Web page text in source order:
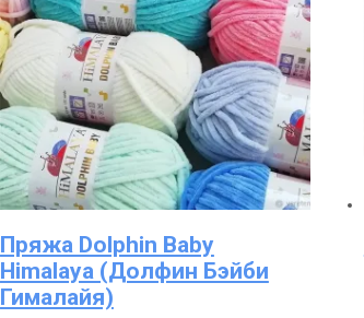
Пряжа Dolphin Baby
Himalaya (Долфин Бэйби
Гималайя)